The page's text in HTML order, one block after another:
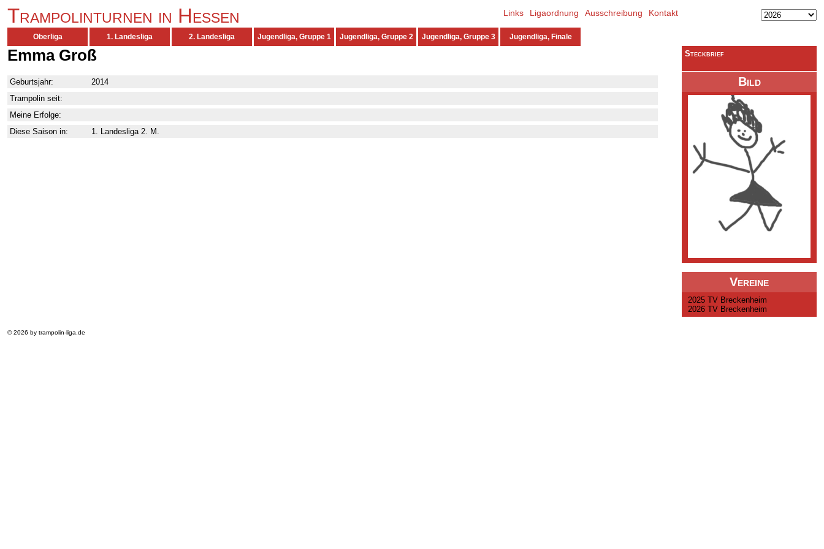
Trampolinturnen in Hessen Links Ligaordnung Ausschreibung Kontakt
Oberliga 1. Landesliga 2. Landesliga Jugendliga, Gruppe 1 Jugendliga, Gruppe 2 Jugendliga, Gruppe 3 Jugendliga, Finale
Emma Groß
Bild
Vereine
2025 TV Breckenheim
2026 TV Breckenheim
Steckbrief
Geburtsjahr:
2014
Trampolin seit:
Meine Erfolge:
Diese Saison in:
1. Landesliga 2. M.
© 2026 by trampolin-liga.de